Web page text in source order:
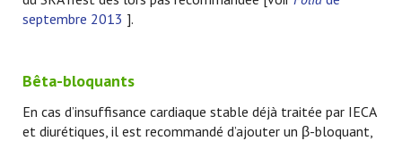
septembre 2013 ].
Bêta-bloquants
En cas d’insuffisance cardiaque stable déjà traitée par IECA
et diurétiques, il est recommandé d’ajouter un β-bloquant,